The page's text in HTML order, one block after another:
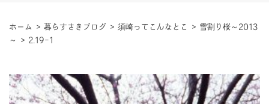
ホーム > 暮らすさきブログ > 須崎ってこんなとこ > 雪割り桜～2013
～
> 2.19-1